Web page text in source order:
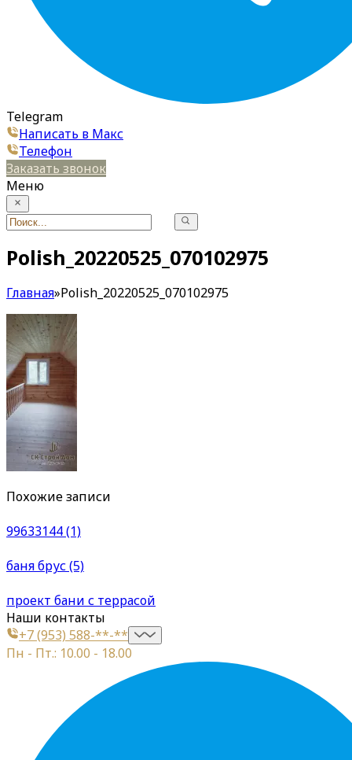
Telegram
Написать в Макс
Телефон
Заказать звонок
Меню
Polish_20220525_070102975
Главная»Polish_20220525_070102975
Похожие записи
99633144 (1)
баня брус (5)
проект бани с террасой
Наши контакты
+7 (953) 588-**-**
Пн - Пт.: 10.00 - 18.00